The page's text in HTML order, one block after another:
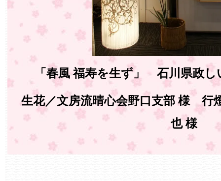
「春風 福寿を生ず」 石川県政
生花／文房流晴心会野口支部 様 行
也 様